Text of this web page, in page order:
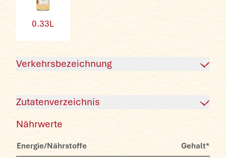
0.33L
Verkehrsbezeichnung
Apfel-Schorle aus Direktsaft,
Fruchtgehalt 66%
Zutatenverzeichnis
Apfelsaft,Wasser , Kohlensäure
Nährwerte
Energie/Nährstoffe Gehalt*